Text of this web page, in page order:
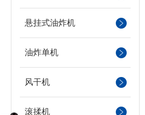
悬挂式油炸机
油炸单机
风干机
滚揉机